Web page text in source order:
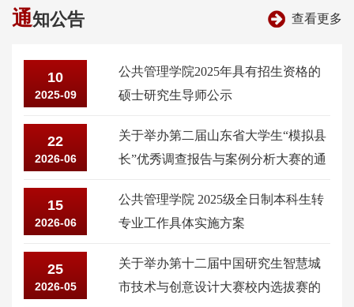
通知公告 查看更多
10
2025-09
公共管理学院2025年具有招生资格的
硕士研究生导师公示
22
2026-06
关于举办第二届山东省大学生“模拟县
长”优秀调查报告与案例分析大赛的通
15
2026-06
公共管理学院 2025级全日制本科生转
专业工作具体实施方案
25
2026-05
关于举办第十二届中国研究生智慧城
市技术与创意设计大赛校内选拔赛的